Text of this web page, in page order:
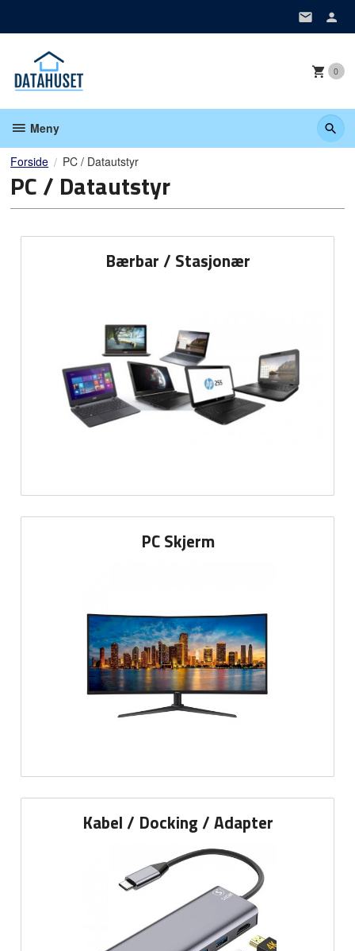
0
Meny
Forside PC / Datautstyr
PC / Datautstyr
Bærbar / Stasjonær
PC Skjerm
Kabel / Docking / Adapter